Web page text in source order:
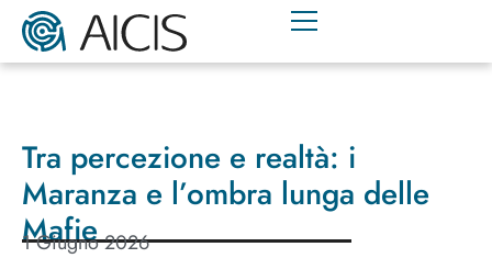
Tra percezione e realtà: i
Maranza e l’ombra lunga delle
Mafie
1 Giugno 2026